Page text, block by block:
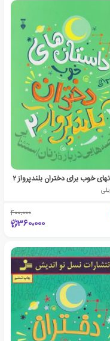
خوب برای دختران بلندپرواز ۲
400،000
360،000